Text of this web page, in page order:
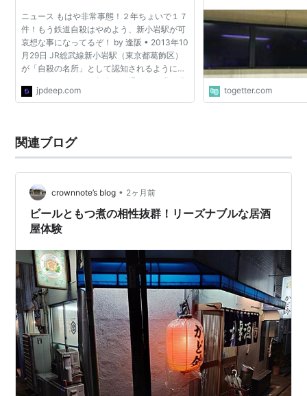
ホームドア設置計画
新小岩駅は自殺の名所で知られており、ホームから飛び
込み自殺を図る人が多い。このことで2013年6月27日に
JR東日本は自殺防止策としてホームドア設置の検討に取
設置の決定や工事は今年度中には発表されてないが、現
在ホームドアの設置は山手線では改良工事計画のターミ
ナル駅を除き、全駅に設置工事に取り掛かっている。
(ただし、2013年3月までに恵比寿駅
、大崎駅は設置済み) もし設置決定すれば、山手線
以外では首都圏のJR路線では初の駅が誕生となる。
2015年3月24日にJR東日本が正式にホームドア設置の
着手に取り掛かることを発表。2014年10月の京浜東北
線の大井町駅に続く山手線以外では2駅目となった。設
置すれば、自殺防止など安全性が期待される。
ニュース もはや非常事態！２年ちょいで１７
件！もう鉄道自殺はやめよう、新小岩駅が可
哀想な事になってるぞ！ by 逢阪 • 2013年10
月29日 JR総武線新小岩駅（東京都葛飾区）
が「自殺の名所」として認知されるようにな
ってしまってから２年余りが過ぎた。噂が噂
を呼ぶのか、爆速通過する成田エクスプレス
jpdeep.com togetter.com
関連ブログ
crownnote’s blog • 2ヶ月前
ビールともつ煮の相性抜群！リーズナブルな居酒
屋体験